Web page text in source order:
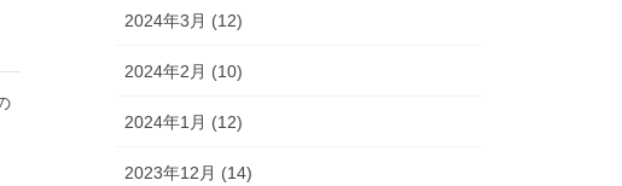
2024年3月 (12)
2024年2月 (10)
2024年1月 (12)
2023年12月 (14)